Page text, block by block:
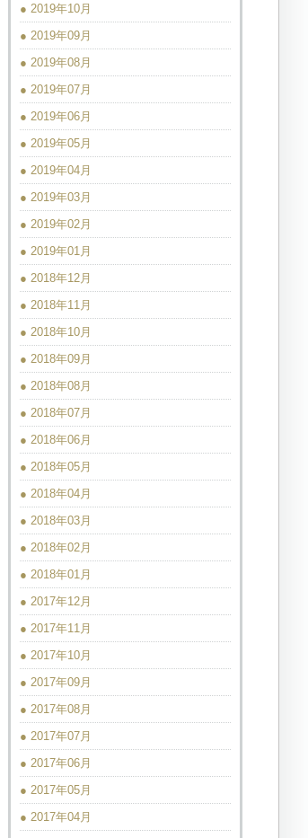
● 2019年10月
● 2019年09月
● 2019年08月
● 2019年07月
● 2019年06月
● 2019年05月
● 2019年04月
● 2019年03月
● 2019年02月
● 2019年01月
● 2018年12月
● 2018年11月
● 2018年10月
● 2018年09月
● 2018年08月
● 2018年07月
● 2018年06月
● 2018年05月
● 2018年04月
● 2018年03月
● 2018年02月
● 2018年01月
● 2017年12月
● 2017年11月
● 2017年10月
● 2017年09月
● 2017年08月
● 2017年07月
● 2017年06月
● 2017年05月
● 2017年04月